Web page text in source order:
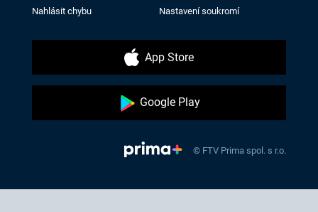
Nahlásit chybu Nastavení soukromí
App Store
Google Play
© FTV Prima spol. s r.o.